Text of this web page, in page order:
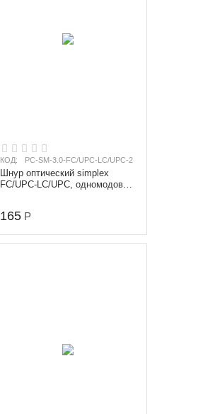
КОД: PC-SM-3.0-FC/UPC-LC/UPC-2
Шнур оптический simplex
FC/UPC-LC/UPC, одномодовый
165 Р